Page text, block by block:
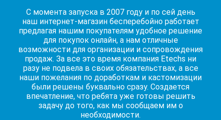
C момента запуска в 2007 году и по сей день
наш интернет-магазин бесперебойно работает
предлагая нашим покупателям удобное решение
для покупок онлайн, а нам отличные
возможности для организации и сопровождения
продаж. За все это время компания Etechs ни
разу не подвела в своих обязательствах, а все
наши пожелания по доработкам и кастомизации
были решены буквально сразу. Создается
впечатление, что ребята уже готовы решить
задачу до того, как мы сообщаем им о
необходимости.